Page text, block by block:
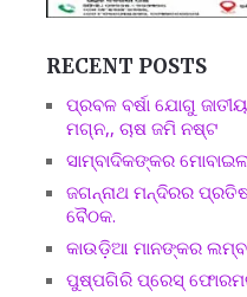
RECENT POSTS
ପ୍ରବଳ ବର୍ଷା ଯୋଗୁ
ମଗ୍ନ,, ଚାଷ ଜମି ନଷ୍ଟ
ସାମ୍ବାଦିକଙ୍କର
ଜଗନ୍ନାଥ ମନ୍ଦିରର
ବୈଠକ.
କାଉଡ଼ିଆ ମାନଙ୍କର
ପୁଷ୍ପଗିରି ପ୍ରେସ୍